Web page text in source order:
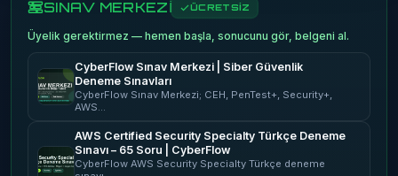
SINAV MERKEZİ ÜCRETSİZ
Üyelik gerektirmez — hemen başla, sonucunu gör, belgeni al.
CyberFlow Sınav Merkezi | Siber Güvenlik
Deneme Sınavları
CyberFlow Sınav Merkezi; CEH, PenTest+, Security+,
AWS…
AWS Certified Security Specialty Türkçe Deneme
Sınavı – 65 Soru | CyberFlow
CyberFlow AWS Security Specialty Türkçe deneme